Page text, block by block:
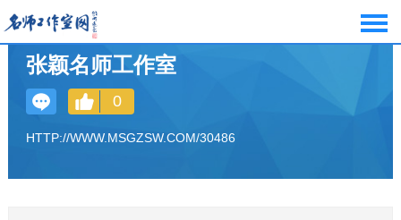
张颖名师工作室
0
HTTP://WWW.MSGZSW.COM/30486